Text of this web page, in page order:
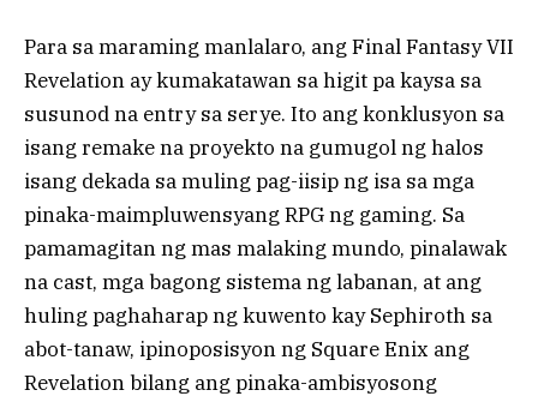
Para sa maraming manlalaro, ang Final Fantasy VII
Revelation ay kumakatawan sa higit pa kaysa sa
susunod na entry sa serye. Ito ang konklusyon sa
isang remake na proyekto na gumugol ng halos
isang dekada sa muling pag-iisip ng isa sa mga
pinaka-maimpluwensyang RPG ng gaming. Sa
pamamagitan ng mas malaking mundo, pinalawak
na cast, mga bagong sistema ng labanan, at ang
huling paghaharap ng kuwento kay Sephiroth sa
abot-tanaw, ipinoposisyon ng Square Enix ang
Revelation bilang ang pinaka-ambisyosong